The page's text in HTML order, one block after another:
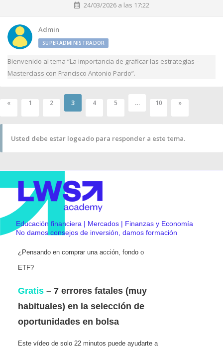
24/03/2026 a las 17:22
Admin
SUPERADMINISTRADOR
Bienvenido al tema “La importancia de graficar las estrategias –
Masterclass con Francisco Antonio Pardo”.
« 1 2 3 4 5 … 10 »
Usted debe estar logeado para responder a este tema.
Educación financiera | Mercados | Finanzas y Economía
No damos consejos de inversión, damos formación
¿Pensando en comprar una acción, fondo o
ETF?
Gratis – 7 errores fatales (muy
habituales) en la selección de
oportunidades en bolsa
Este vídeo de solo 22 minutos puede ayudarte a